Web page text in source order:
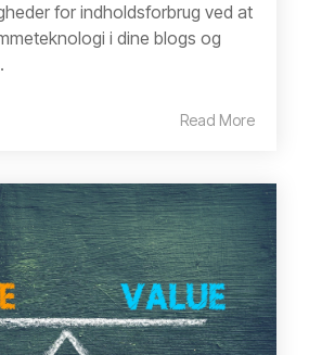
for indholdsforbrug ved at
i dine blogs og
Read More